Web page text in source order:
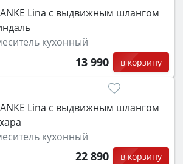
гриль, самоочистка,
Lina с выдвижным шлангом
кухонный
13 990 в корзину
Lina с выдвижным шлангом
кухонный
22 890 в корзину